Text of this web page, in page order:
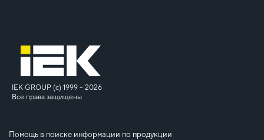
IEK GROUP (c) 1999 – 2026
Все права защищены
Помощь в поиске информации по продукции